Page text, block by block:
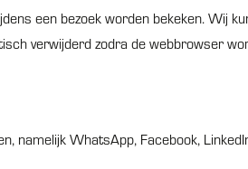
een bezoek worden bekeken. Wij
verwijderd zodra de webbrowser
namelijk WhatsApp, Facebook,